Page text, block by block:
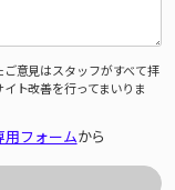
意見はスタッフがすべて拝
ト改善を行ってまいりま
用フォームから